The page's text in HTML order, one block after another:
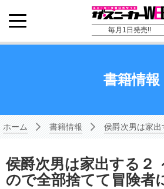
毎月1日発売!!
書籍情報
ホーム 書籍情報 侯爵次男は家
侯爵次男は家出する２
ので全部捨てて冒険者